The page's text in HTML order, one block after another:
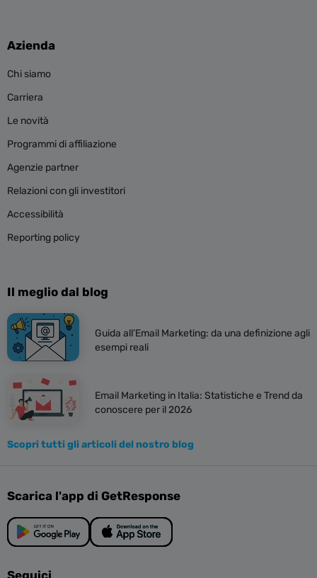
Azienda
Chi siamo
Carriera
Le novità
Programmi di affiliazione
Agenzie partner
Relazioni con gli investitori
Accessibilità
Reporting policy
Il meglio dal blog
Guida all’Email Marketing: da una definizione agli
esempi reali
Email Marketing in Italia: Statistiche e Trend da
conoscere per il 2026
Scopri tutti gli articoli del nostro blog
Scarica l'app di GetResponse
Seguici